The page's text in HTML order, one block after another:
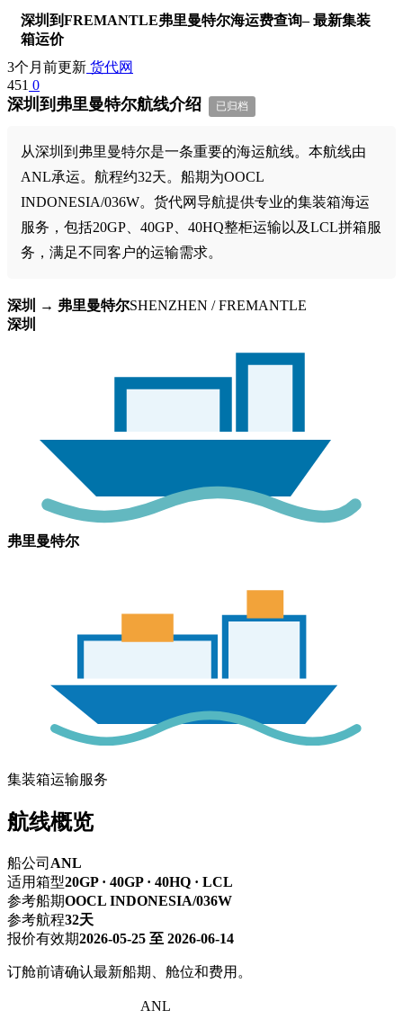
深圳到FREMANTLE弗里曼特尔海运费查询– 最新集装
箱运价
3个月前更新 货代网
451 0
深圳到弗里曼特尔航线介绍 已归档
从深圳到弗里曼特尔是一条重要的海运航线。本航线由
ANL承运。航程约32天。船期为OOCL
INDONESIA/036W。货代网导航提供专业的集装箱海运
服务，包括20GP、40GP、40HQ整柜运输以及LCL拼箱服
务，满足不同客户的运输需求。
深圳 → 弗里曼特尔SHENZHEN / FREMANTLE
深圳
弗里曼特尔
集装箱运输服务
航线概览
船公司 ANL
适用箱型20GP · 40GP · 40HQ · LCL
参考船期OOCL INDONESIA/036W
参考航程32天
报价有效期2026-05-25 至 2026-06-14
订舱前请确认最新船期、舱位和费用。
ANL